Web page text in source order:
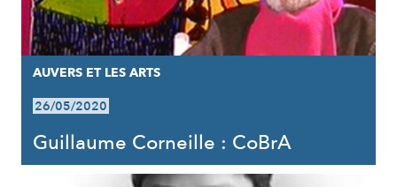
AUVERS ET LES ARTS
26/05/2020
Guillaume Corneille : CoBrA